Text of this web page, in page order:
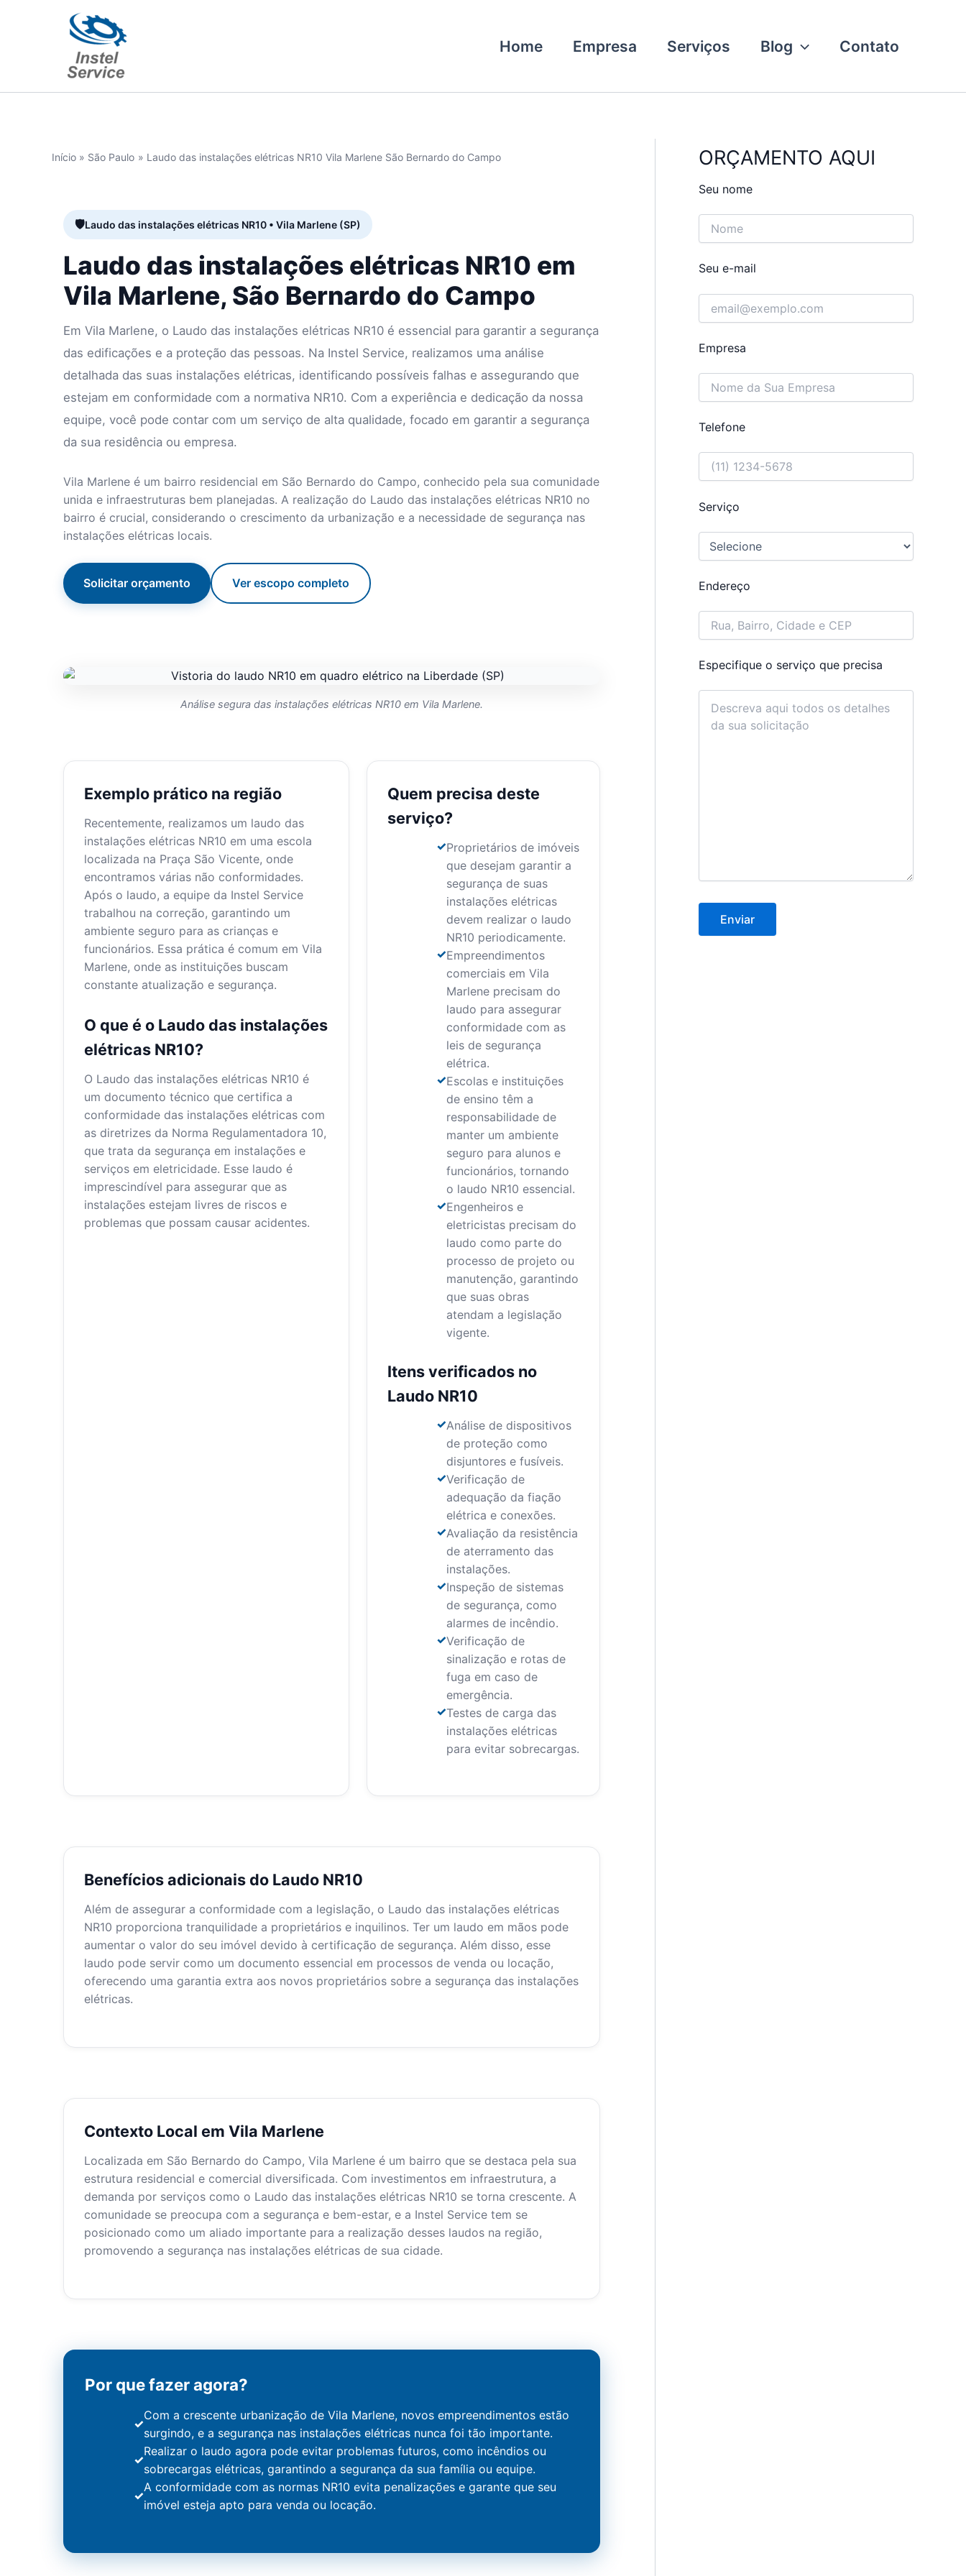
Home Empresa Serviços Blog Contato
Início São Paulo Laudo das instalações elétricas NR10 Vila Marlene São Bernardo do Campo
Laudo das instalações elétricas NR10 • Vila Marlene (SP)
Laudo das instalações elétricas NR10 em
Vila Marlene, São Bernardo do Campo
Em Vila Marlene, o Laudo das instalações elétricas NR10 é essencial para garantir a segurança
das edificações e a proteção das pessoas. Na Instel Service, realizamos uma análise
detalhada das suas instalações elétricas, identificando possíveis falhas e assegurando que
estejam em conformidade com a normativa NR10. Com a experiência e dedicação da nossa
equipe, você pode contar com um serviço de alta qualidade, focado em garantir a segurança
da sua residência ou empresa.
Vila Marlene é um bairro residencial em São Bernardo do Campo, conhecido pela sua comunidade
unida e infraestruturas bem planejadas. A realização do Laudo das instalações elétricas NR10 no
bairro é crucial, considerando o crescimento da urbanização e a necessidade de segurança nas
instalações elétricas locais.
Solicitar orçamento Ver escopo completo
Análise segura das instalações elétricas NR10 em Vila Marlene.
Exemplo prático na região
Recentemente, realizamos um laudo das
instalações elétricas NR10 em uma escola
localizada na Praça São Vicente, onde
encontramos várias não conformidades.
Após o laudo, a equipe da Instel Service
trabalhou na correção, garantindo um
ambiente seguro para as crianças e
funcionários. Essa prática é comum em Vila
Marlene, onde as instituições buscam
constante atualização e segurança.
O que é o Laudo das instalações
elétricas NR10?
O Laudo das instalações elétricas NR10 é
um documento técnico que certifica a
conformidade das instalações elétricas com
as diretrizes da Norma Regulamentadora 10,
que trata da segurança em instalações e
serviços em eletricidade. Esse laudo é
imprescindível para assegurar que as
instalações estejam livres de riscos e
problemas que possam causar acidentes.
Quem precisa deste
serviço?
Proprietários de imóveis
que desejam garantir a
segurança de suas
instalações elétricas
devem realizar o laudo
NR10 periodicamente.
Empreendimentos
comerciais em Vila
Marlene precisam do
laudo para assegurar
conformidade com as
leis de segurança
elétrica.
Escolas e instituições
de ensino têm a
responsabilidade de
manter um ambiente
seguro para alunos e
funcionários, tornando
o laudo NR10 essencial.
Engenheiros e
eletricistas precisam do
laudo como parte do
processo de projeto ou
manutenção, garantindo
que suas obras
atendam a legislação
vigente.
Itens verificados no
Laudo NR10
Análise de dispositivos
de proteção como
disjuntores e fusíveis.
Verificação de
adequação da fiação
elétrica e conexões.
Avaliação da resistência
de aterramento das
instalações.
Inspeção de sistemas
de segurança, como
alarmes de incêndio.
Verificação de
sinalização e rotas de
fuga em caso de
emergência.
Testes de carga das
instalações elétricas
para evitar sobrecargas.
Benefícios adicionais do Laudo NR10
Além de assegurar a conformidade com a legislação, o Laudo das instalações elétricas
NR10 proporciona tranquilidade a proprietários e inquilinos. Ter um laudo em mãos pode
aumentar o valor do seu imóvel devido à certificação de segurança. Além disso, esse
laudo pode servir como um documento essencial em processos de venda ou locação,
oferecendo uma garantia extra aos novos proprietários sobre a segurança das instalações
elétricas.
Contexto Local em Vila Marlene
Localizada em São Bernardo do Campo, Vila Marlene é um bairro que se destaca pela sua
estrutura residencial e comercial diversificada. Com investimentos em infraestrutura, a
demanda por serviços como o Laudo das instalações elétricas NR10 se torna crescente. A
comunidade se preocupa com a segurança e bem-estar, e a Instel Service tem se
posicionado como um aliado importante para a realização desses laudos na região,
promovendo a segurança nas instalações elétricas de sua cidade.
Por que fazer agora?
Com a crescente urbanização de Vila Marlene, novos empreendimentos estão
surgindo, e a segurança nas instalações elétricas nunca foi tão importante.
Realizar o laudo agora pode evitar problemas futuros, como incêndios ou
sobrecargas elétricas, garantindo a segurança da sua família ou equipe.
A conformidade com as normas NR10 evita penalizações e garante que seu
imóvel esteja apto para venda ou locação.
ORÇAMENTO AQUI
Seu nome
Seu e-mail
Empresa
Telefone
Serviço
Endereço
Especifique o serviço que precisa